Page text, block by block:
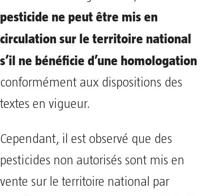
pesticide ne peut être mis en
circulation sur le territoire national
s’il ne bénéficie d’une homologation
conformément aux dispositions des
textes en vigueur.
Cependant, il est observé que des
pesticides non autorisés sont mis en
vente sur le territoire national par